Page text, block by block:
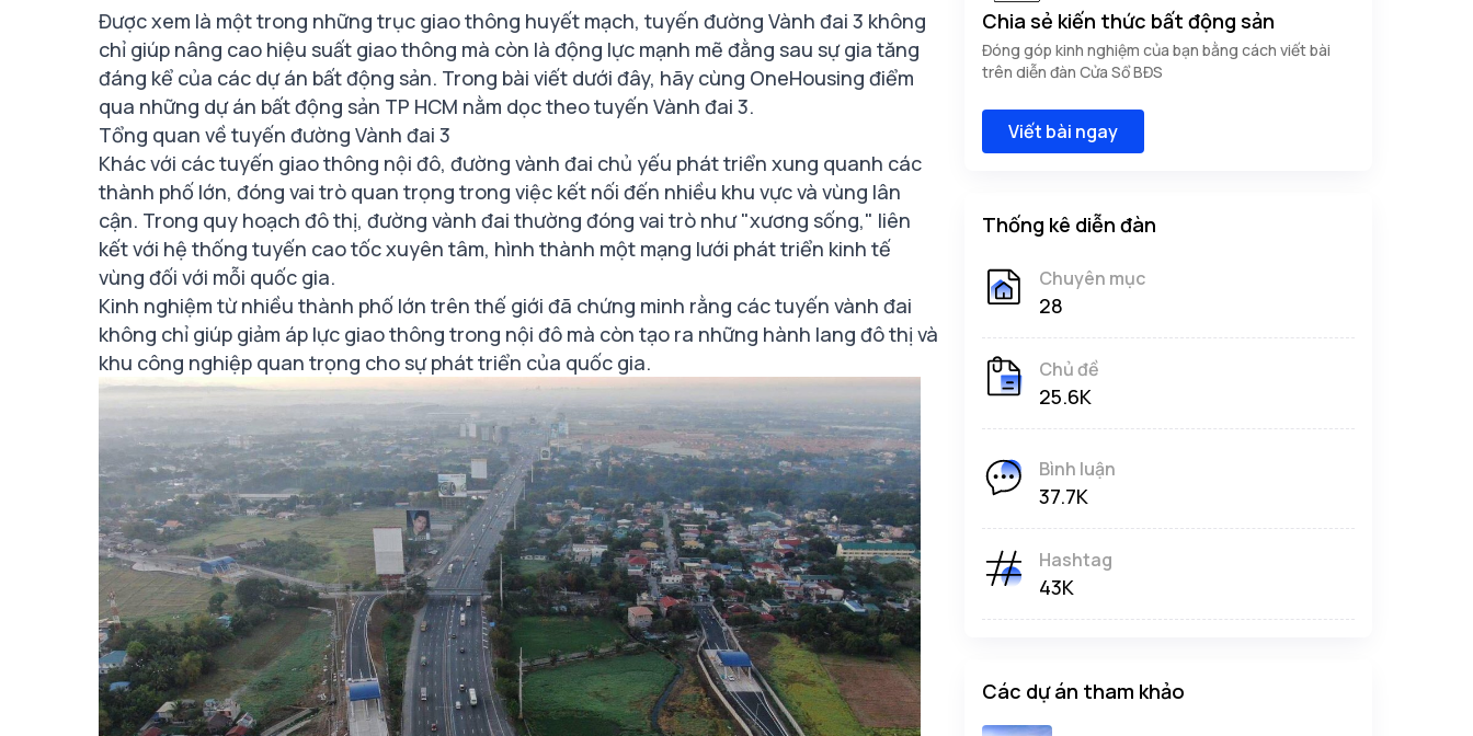
Được xem là một trong những trục giao thông huyết mạch, tuyến đường Vành đai 3 không
chỉ giúp nâng cao hiệu suất giao thông mà còn là động lực mạnh mẽ đằng sau sự gia tăng
đáng kể của các dự án bất động sản. Trong bài viết dưới đây, hãy cùng OneHousing điểm
qua những dự án bất động sản TP HCM nằm dọc theo tuyến Vành đai 3.
Tổng quan về tuyến đường Vành đai 3
Khác với các tuyến giao thông nội đô, đường vành đai chủ yếu phát triển xung quanh các
thành phố lớn, đóng vai trò quan trọng trong việc kết nối đến nhiều khu vực và vùng lân
cận. Trong quy hoạch đô thị, đường vành đai thường đóng vai trò như "xương sống," liên
kết với hệ thống tuyến cao tốc xuyên tâm, hình thành một mạng lưới phát triển kinh tế
vùng đối với mỗi quốc gia.
Kinh nghiệm từ nhiều thành phố lớn trên thế giới đã chứng minh rằng các tuyến vành đai
không chỉ giúp giảm áp lực giao thông trong nội đô mà còn tạo ra những hành lang đô thị và
khu công nghiệp quan trọng cho sự phát triển của quốc gia.
Chia sẻ kiến thức bất động sản
Đóng góp kinh nghiệm của bạn bằng cách viết bài
trên diễn đàn Cửa Sổ BĐS
Viết bài ngay
Thống kê diễn đàn
Chuyên mục
28
Chủ đề
25.6K
Bình luận
37.7K
Hashtag
43K
Các dự án tham khảo